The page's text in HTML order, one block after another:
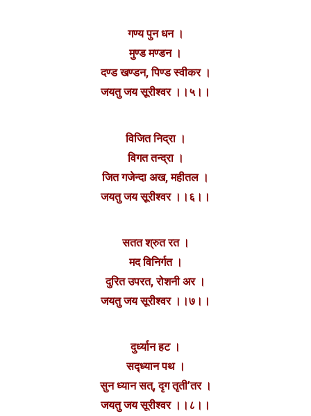
गण्य पुन धन ।
मुण्ड मण्डन ।
दण्ड खण्डन, पिण्ड स्वीकर ।
जयतु जय सूरीश्वर ।।५।।
विजित निद्रा ।
विगत तन्द्रा ।
जित गजेन्दा अख, महीतल ।
जयतु जय सूरीश्वर ।।६।।
सतत श्रुत रत ।
मद विनिर्गत ।
दुरित उपरत, रोशनी अर ।
जयतु जय सूरीश्वर ।।७।।
दुर्ध्यान हट ।
सद्ध्यान पथ ।
सुन ध्यान सत्, दृग तृती’तर ।
जयतु जय सूरीश्वर ।।८।।